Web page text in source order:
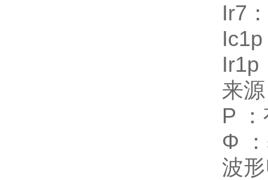
Ir7
Ir1p
来
P
Φ
波